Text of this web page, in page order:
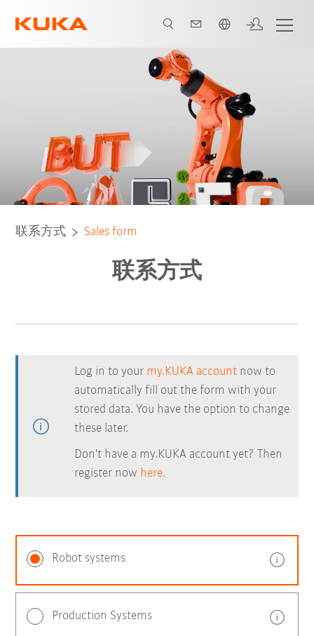
联系方式 Sales form
联系方式
Log in to your my.KUKA account now to
automatically fill out the form with your
stored data. You have the option to change
these later.
Don't have a my.KUKA account yet? Then
register now here.
Robot systems
Production Systems